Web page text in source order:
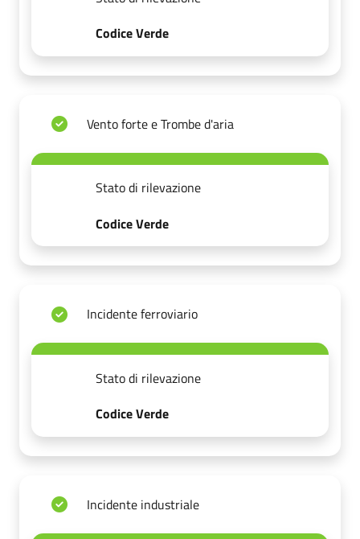
Codice Verde
Vento forte e Trombe d'aria
Stato di rilevazione
Codice Verde
Incidente ferroviario
Stato di rilevazione
Codice Verde
Incidente industriale